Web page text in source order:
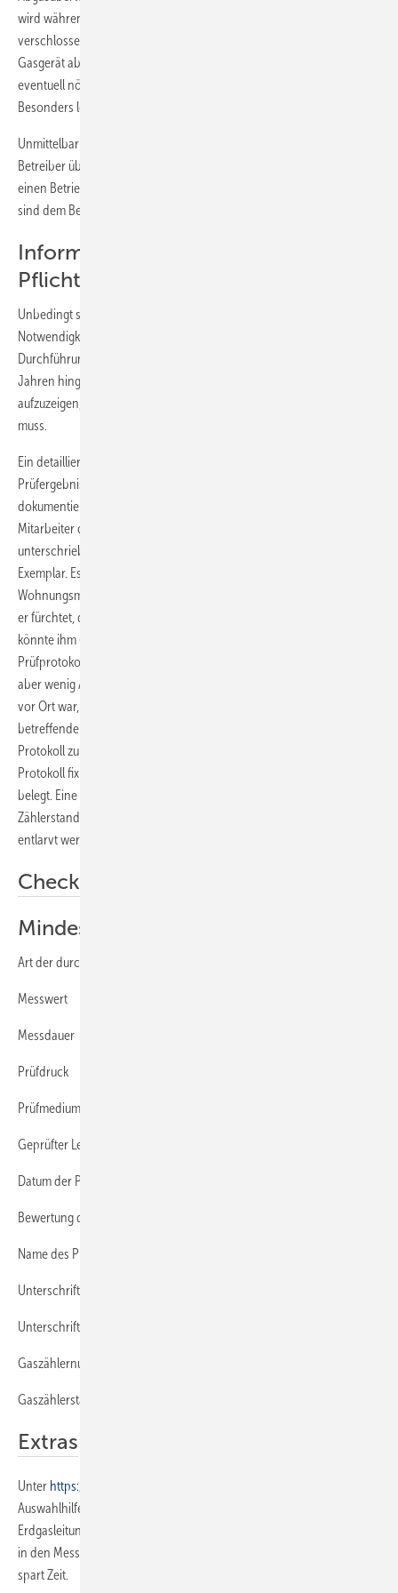
wird während des Gerätebetriebes der Abgasrohrstutzen kurz
verschlossen. Die Abgasüberwachungseinrichtung muss das
Gasgerät abschalten. Besonders wichtig ist es auch zu prüfen, ob
eventuell nötige Verbrennungsluftöffnungen vorhanden sind.
Besonders letzteres wird häufig „vergessen“.
Unmittelbar nach der Inbetriebnahme wird die Gasinstallation dem
Betreiber übergeben. Dabei muss die Anlage erklärt werden. Alle, für
einen Betrieb nötigen Betriebs- und Wartungsanleitungen der Geräte
sind dem Betreiber auszuhändigen.
Information des Nutzers gehört zum
Pflichtprogramm
Unbedingt sollte bei diesem Einweisungsgespräch auch auf die
Notwendigkeit der regelmäßigen Gerätewartung und der Pflicht zur
Durchführung einer Leitungsprüfung im Abstand von maximal zwölf
Jahren hingewiesen werden. Besonders wichtig ist es, den Kunden
aufzuzeigen, was er selbst für den sicheren Betrieb tun kann bzw. tun
muss.
Ein detailliertes Abnahmeprotokoll, das die Prüfung der Gasleitung mit
Prüfergebnis und die erfolgte Einweisung des Betreibers
dokumentiert, wird vom Betreiber der Gas­installation und dem
Mitarbeiter des Vertragsinstallationsunternehmens (VIU)
unterschrieben. VIU und Betreiber bekommen hiervon je ein
Exemplar. Es kann passieren, dass der Betreiber (z.B. in Person des
Wohnungsmieters) die Unterschrift auf dem Protokoll verweigert, da
er fürchtet, die vom Haus­eigentümer in Auftrag gegebene Arbeit
könnte ihm (nach Unterschrift) in Rechnung gestellt werden. Ein
Prüfprotokoll, das nur vom Mitarbeiter des VIU unterzeichnet ist, hat
aber wenig Aussagewert. Ein Beweis, dass der Mitarbeiter tatsächlich
vor Ort war, fehlt. Daher empfiehlt es sich, die Zählernummer des
betreffenden Gaszählers sowie den Gaszählerstand auf dem
Protokoll zu notieren. Zusammen mit dem – ebenfalls auf dem
Protokoll fixierten – Prüfungsdatum ist die „Echtheit“ des Protokolls
belegt. Eine „erfundene“ Zählernummer mit „erfundenem“
Zählerstand kann im Zweifelsfall vom Gasnetzbetreiber schnell
entlarvt werden.
Checkliste
Mindest-Inhalt eines Prüfprotokolls
Art der durchgeführten Prüfung
Messwert
Messdauer
Prüfdruck
Prüfmedium
Geprüfter Leitungsteil
Datum der Prüfung
Bewertung des Ergebnisses
Name des Prüfers
Unterschrift des Prüfers
Unterschrift des Auftraggebers/ Bauleiters/Mieters
Gaszählernummer
Gaszählerstand
Extras
Unter https://www.sbz-online.de/tags/extras-zum-heft
Auswahlhilfe für die Prüfmethoden zur Kontrolle von Niederdruck-
Erdgasleitungen. Am besten gleich ausdrucken, laminieren und dann
in den Messgeräte-Koffer legen. Das beantwortet Fragen sofort und
spart Zeit.